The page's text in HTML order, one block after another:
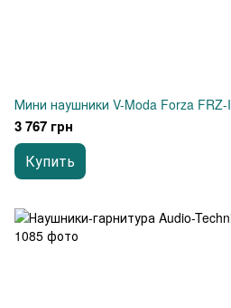
Мини наушники V-Moda Forza FRZ-
3 767 грн
Купить